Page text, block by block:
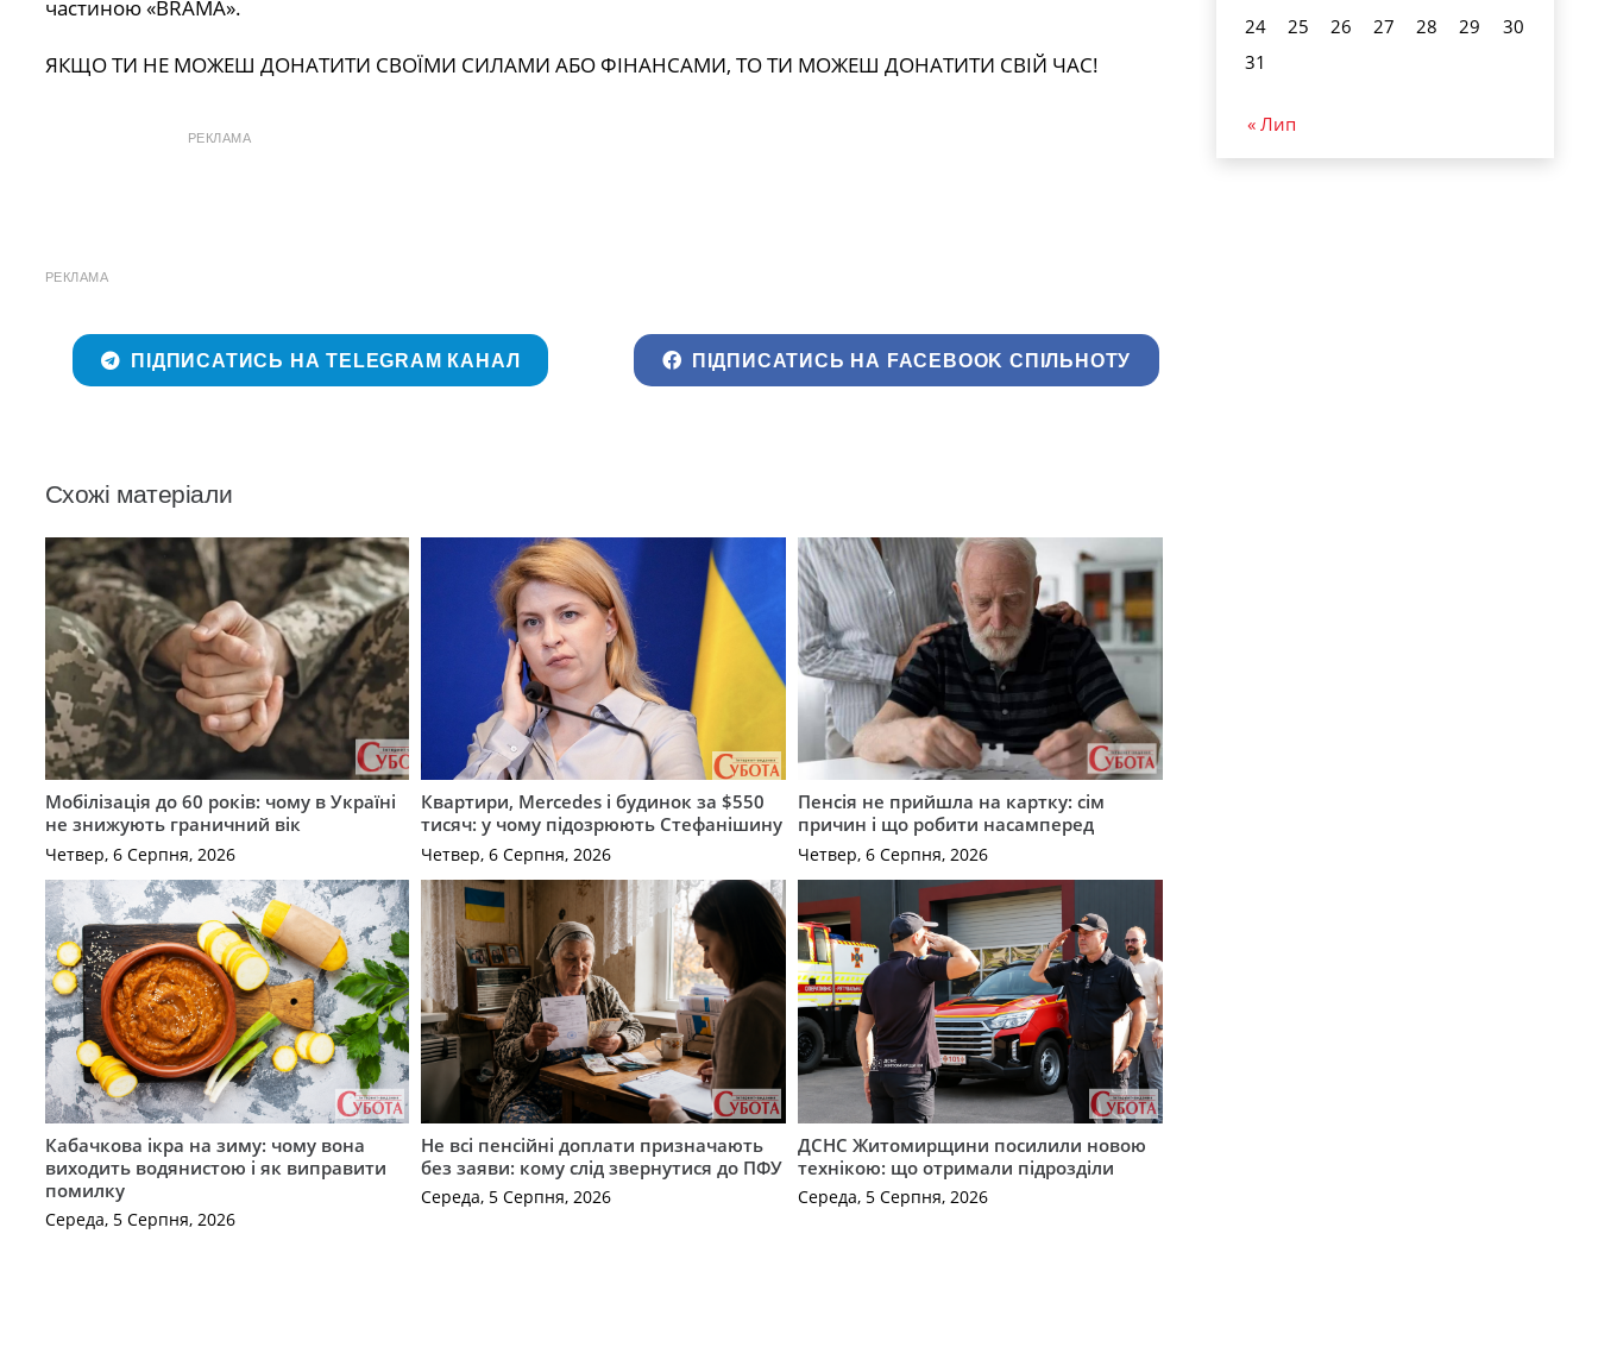
частиною «BRAMA».
ЯКЩО ТИ НЕ МОЖЕШ ДОНАТИТИ СВОЇМИ СИЛАМИ АБО ФІНАНСАМИ, ТО ТИ МОЖЕШ ДОНАТИТИ СВІЙ ЧАС!
РЕКЛАМА
РЕКЛАМА
ПІДПИСАТИСЬ НА TELEGRAM КАНАЛ ПІДПИСАТИСЬ НА FACEBOOK СПІЛЬНОТУ
Схожі матеріали
Мобілізація до 60 років: чому в Україні
не знижують граничний вік
Четвер, 6 Серпня, 2026
Квартири, Mercedes і будинок за $550
тисяч: у чому підозрюють Стефанішину
Четвер, 6 Серпня, 2026
Пенсія не прийшла на картку: сім
причин і що робити насамперед
Четвер, 6 Серпня, 2026
Кабачкова ікра на зиму: чому вона
виходить водянистою і як виправити
помилку
Середа, 5 Серпня, 2026
Не всі пенсійні доплати призначають
без заяви: кому слід звернутися до ПФУ
Середа, 5 Серпня, 2026
ДСНС Житомирщини посилили новою
технікою: що отримали підрозділи
Середа, 5 Серпня, 2026
24
25 26 27 28 29
30
31
« Лип